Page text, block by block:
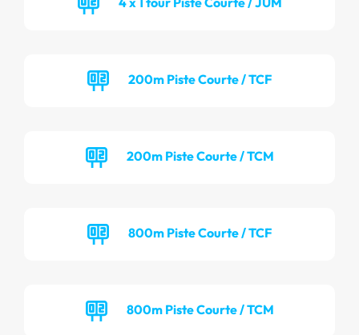
200m Piste Courte / TCF
200m Piste Courte / TCM
800m Piste Courte / TCF
800m Piste Courte / TCM